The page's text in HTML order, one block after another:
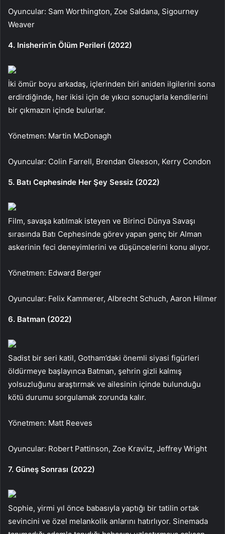
Oyuncular: Sam Worthington, Zoe Saldana, Sigourney
Weaver
4. Inisherin’in Ölüm Perileri (2022)
İki ömür boyu arkadaş, içlerinden biri aniden ilgilerini sona
erdirdiğinde, her ikisi için de yıkıcı sonuçlarla kendilerini
bir çıkmazın içinde bulurlar.
Yönetmen: Martin McDonagh
Oyuncular: Colin Farrell, Brendan Gleeson, Kerry Condon
5. Batı Cephesinde Her Şey Sessiz (2022)
Film, savaşa katılmak isteyen ve Birinci Dünya Savaşı
sırasında Batı Cephesinde görev yapan genç bir Alman
askerinin feci deneyimlerini ve düşüncelerini konu alıyor.
Yönetmen: Edward Berger
Oyuncular: Felix Kammerer, Albrecht Schuch, Aaron Hilmer
6. Batman (2022)
Sadist bir seri katil, Gotham’daki önemli siyasi figürleri
öldürmeye başlayınca Batman, şehrin gizli kalmış
yolsuzluğunu araştırmak ve ailesinin içinde bulunduğu
kötü durumu sorgulamak zorunda kalır.
Yönetmen: Matt Reeves
Oyuncular: Robert Pattinson, Zoe Kravitz, Jeffrey Wright
7. Güneş Sonrası (2022)
Sophie, yirmi yıl önce babasıyla yaptığı bir tatilin ortak
sevincini ve özel melankolik anlarını hatırlıyor. Sinemada